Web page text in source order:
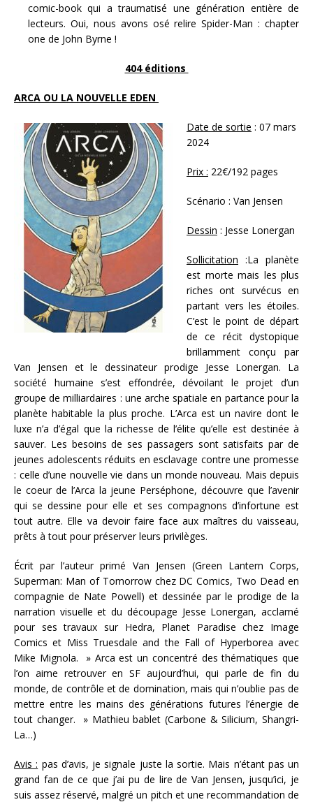
comic-book qui a traumatisé une génération entière de
lecteurs. Oui, nous avons osé relire Spider-Man : chapter
one de John Byrne !
404 éditions
ARCA OU LA NOUVELLE EDEN
Date de sortie : 07 mars
2024
Prix : 22€/192 pages
Scénario : Van Jensen
Dessin : Jesse Lonergan
Sollicitation :La planète
est morte mais les plus
riches ont survécus en
partant vers les étoiles.
C’est le point de départ
de ce récit dystopique
brillamment conçu par
Van Jensen et le dessinateur prodige Jesse Lonergan. La
société humaine s’est effondrée, dévoilant le projet d’un
groupe de milliardaires : une arche spatiale en partance pour la
planète habitable la plus proche. L’Arca est un navire dont le
luxe n’a d’égal que la richesse de l’élite qu’elle est destinée à
sauver. Les besoins de ses passagers sont satisfaits par de
jeunes adolescents réduits en esclavage contre une promesse
: celle d’une nouvelle vie dans un monde nouveau. Mais depuis
le coeur de l’Arca la jeune Perséphone, découvre que l’avenir
qui se dessine pour elle et ses compagnons d’infortune est
tout autre. Elle va devoir faire face aux maîtres du vaisseau,
prêts à tout pour préserver leurs privilèges.
Écrit par l’auteur primé Van Jensen (Green Lantern Corps,
Superman: Man of Tomorrow chez DC Comics, Two Dead en
compagnie de Nate Powell) et dessinée par le prodige de la
narration visuelle et du découpage Jesse Lonergan, acclamé
pour ses travaux sur Hedra, Planet Paradise chez Image
Comics et Miss Truesdale and the Fall of Hyperborea avec
Mike Mignola. » Arca est un concentré des thématiques que
l’on aime retrouver en SF aujourd’hui, qui parle de fin du
monde, de contrôle et de domination, mais qui n’oublie pas de
mettre entre les mains des générations futures l’énergie de
tout changer. » Mathieu bablet (Carbone & Silicium, Shangri-
La…)
Avis : pas d’avis, je signale juste la sortie. Mais n’étant pas un
grand fan de ce que j’ai pu de lire de Van Jensen, jusqu’ici, je
suis assez réservé, malgré un pitch et une recommandation de